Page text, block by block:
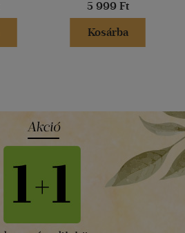
5 999 Ft
Kosárba